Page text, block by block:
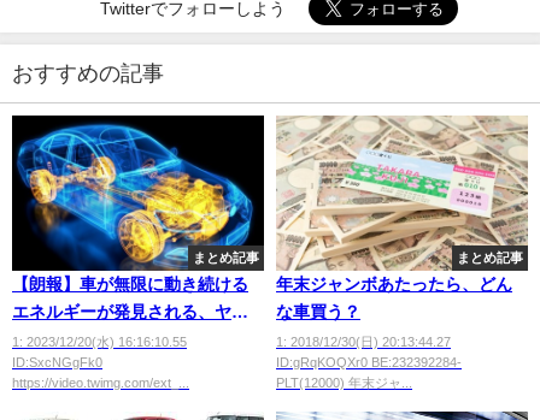
Twitterでフォローしよう
おすすめの記事
まとめ記事
【朗報】車が無限に動き続ける
エネルギーが発見される、ヤバ
い
1: 2023/12/20(水) 16:16:10.55
ID:SxcNGgFk0
https://video.twimg.com/ext_...
まとめ記事
年末ジャンボあたったら、どん
な車買う？
1: 2018/12/30(日) 20:13:44.27
ID:gRqKOQXr0 BE:232392284-
PLT(12000) 年末ジャ...